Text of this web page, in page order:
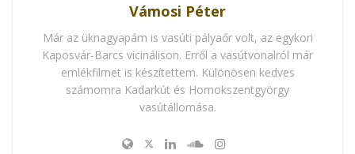
Vámosi Péter
Már az üknagyapám is vasúti pályaőr volt, az egykori
Kaposvár-Barcs vicinálison. Erről a vasútvonalról már
emlékfilmet is készítettem. Különösen kedves
számomra Kadarkút és Homokszentgyörgy
vasútállomása.